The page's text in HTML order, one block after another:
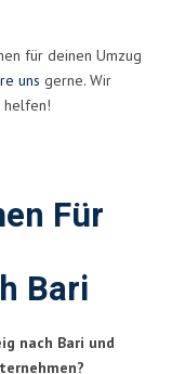
für deinen Umzug
uns gerne. Wir
helfen!
Für
Bari
nach Bari und